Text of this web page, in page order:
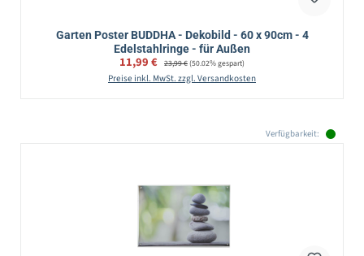
Garten Poster BUDDHA - Dekobild - 60 x 90cm - 4
Edelstahlringe - für Außen
Verkaufspreis:
11,99 € Regulärer Preis:
23,99 €(50.02% gespart)
Preise inkl. MwSt. zzgl. Versandkosten
Verfügbarkeit: